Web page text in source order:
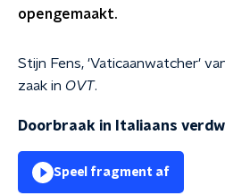
opengemaakt.
Stijn Fens, 'Vaticaanwatcher'
zaak in OVT.
Doorbraak in Italiaans
Speel fragment af